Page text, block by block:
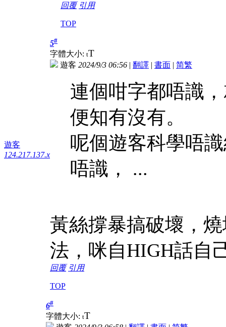
回覆 引用
TOP
遊客
124.217.137.x
5#
字體大小: tT
遊客 2024/9/3 06:56 | 翻譯 | 書面 | 简繁
連個咁字都唔識
便知有沒有。
呢個遊客科學唔
唔識， ...
黃絲撐暴搞破壞，
法，咪自HIGH話自
回覆 引用
TOP
6#
字體大小: tT